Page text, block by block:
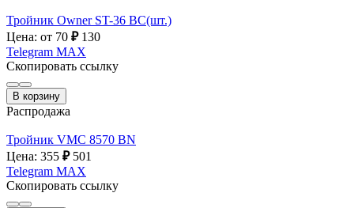
Тройник Owner ST-36 ВС(шт.)
Цена: от 70 ₽ 130
Telegram MAX
Скопировать ссылку
В корзину
Распродажа
Тройник VMC 8570 BN
Цена: 355 ₽ 501
Telegram MAX
Скопировать ссылку